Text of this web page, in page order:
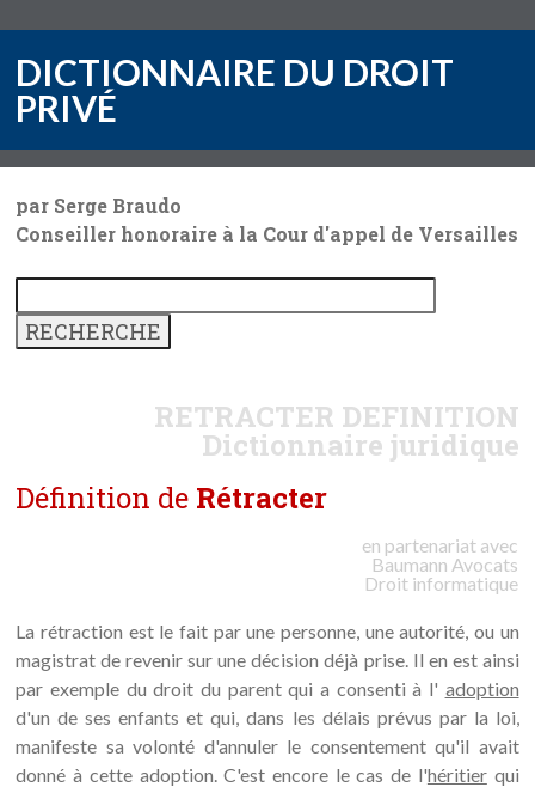
DICTIONNAIRE DU DROIT
PRIVÉ
par Serge Braudo
Conseiller honoraire à la Cour d'appel de Versailles
RETRACTER DEFINITION
Dictionnaire juridique
Définition de Rétracter
en partenariat avec
Baumann Avocats
Droit informatique
La rétraction est le fait par une personne, une autorité, ou un
magistrat de revenir sur une décision déjà prise. Il en est ainsi
par exemple du droit du parent qui a consenti à l' adoption
d'un de ses enfants et qui, dans les délais prévus par la loi,
manifeste sa volonté d'annuler le consentement qu'il avait
donné à cette adoption. C'est encore le cas de l'héritierqui